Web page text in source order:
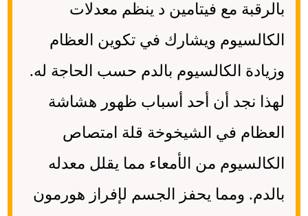
بالرقبة مع فيتامين د ينظم معدلات
الكالسيوم ويشارك في تكوين العظام
وزيادة الكالسيوم بالدم حسب الحاجة له.
لهذا نجد أن أحد أسباب ظهور هشاشة
العظام في الشيخوخة قلة امتصاص
الكالسيوم من الأمعاء مما يقلل معدله
بالدم. ومما يحفز الجسم لإفراز هورمون